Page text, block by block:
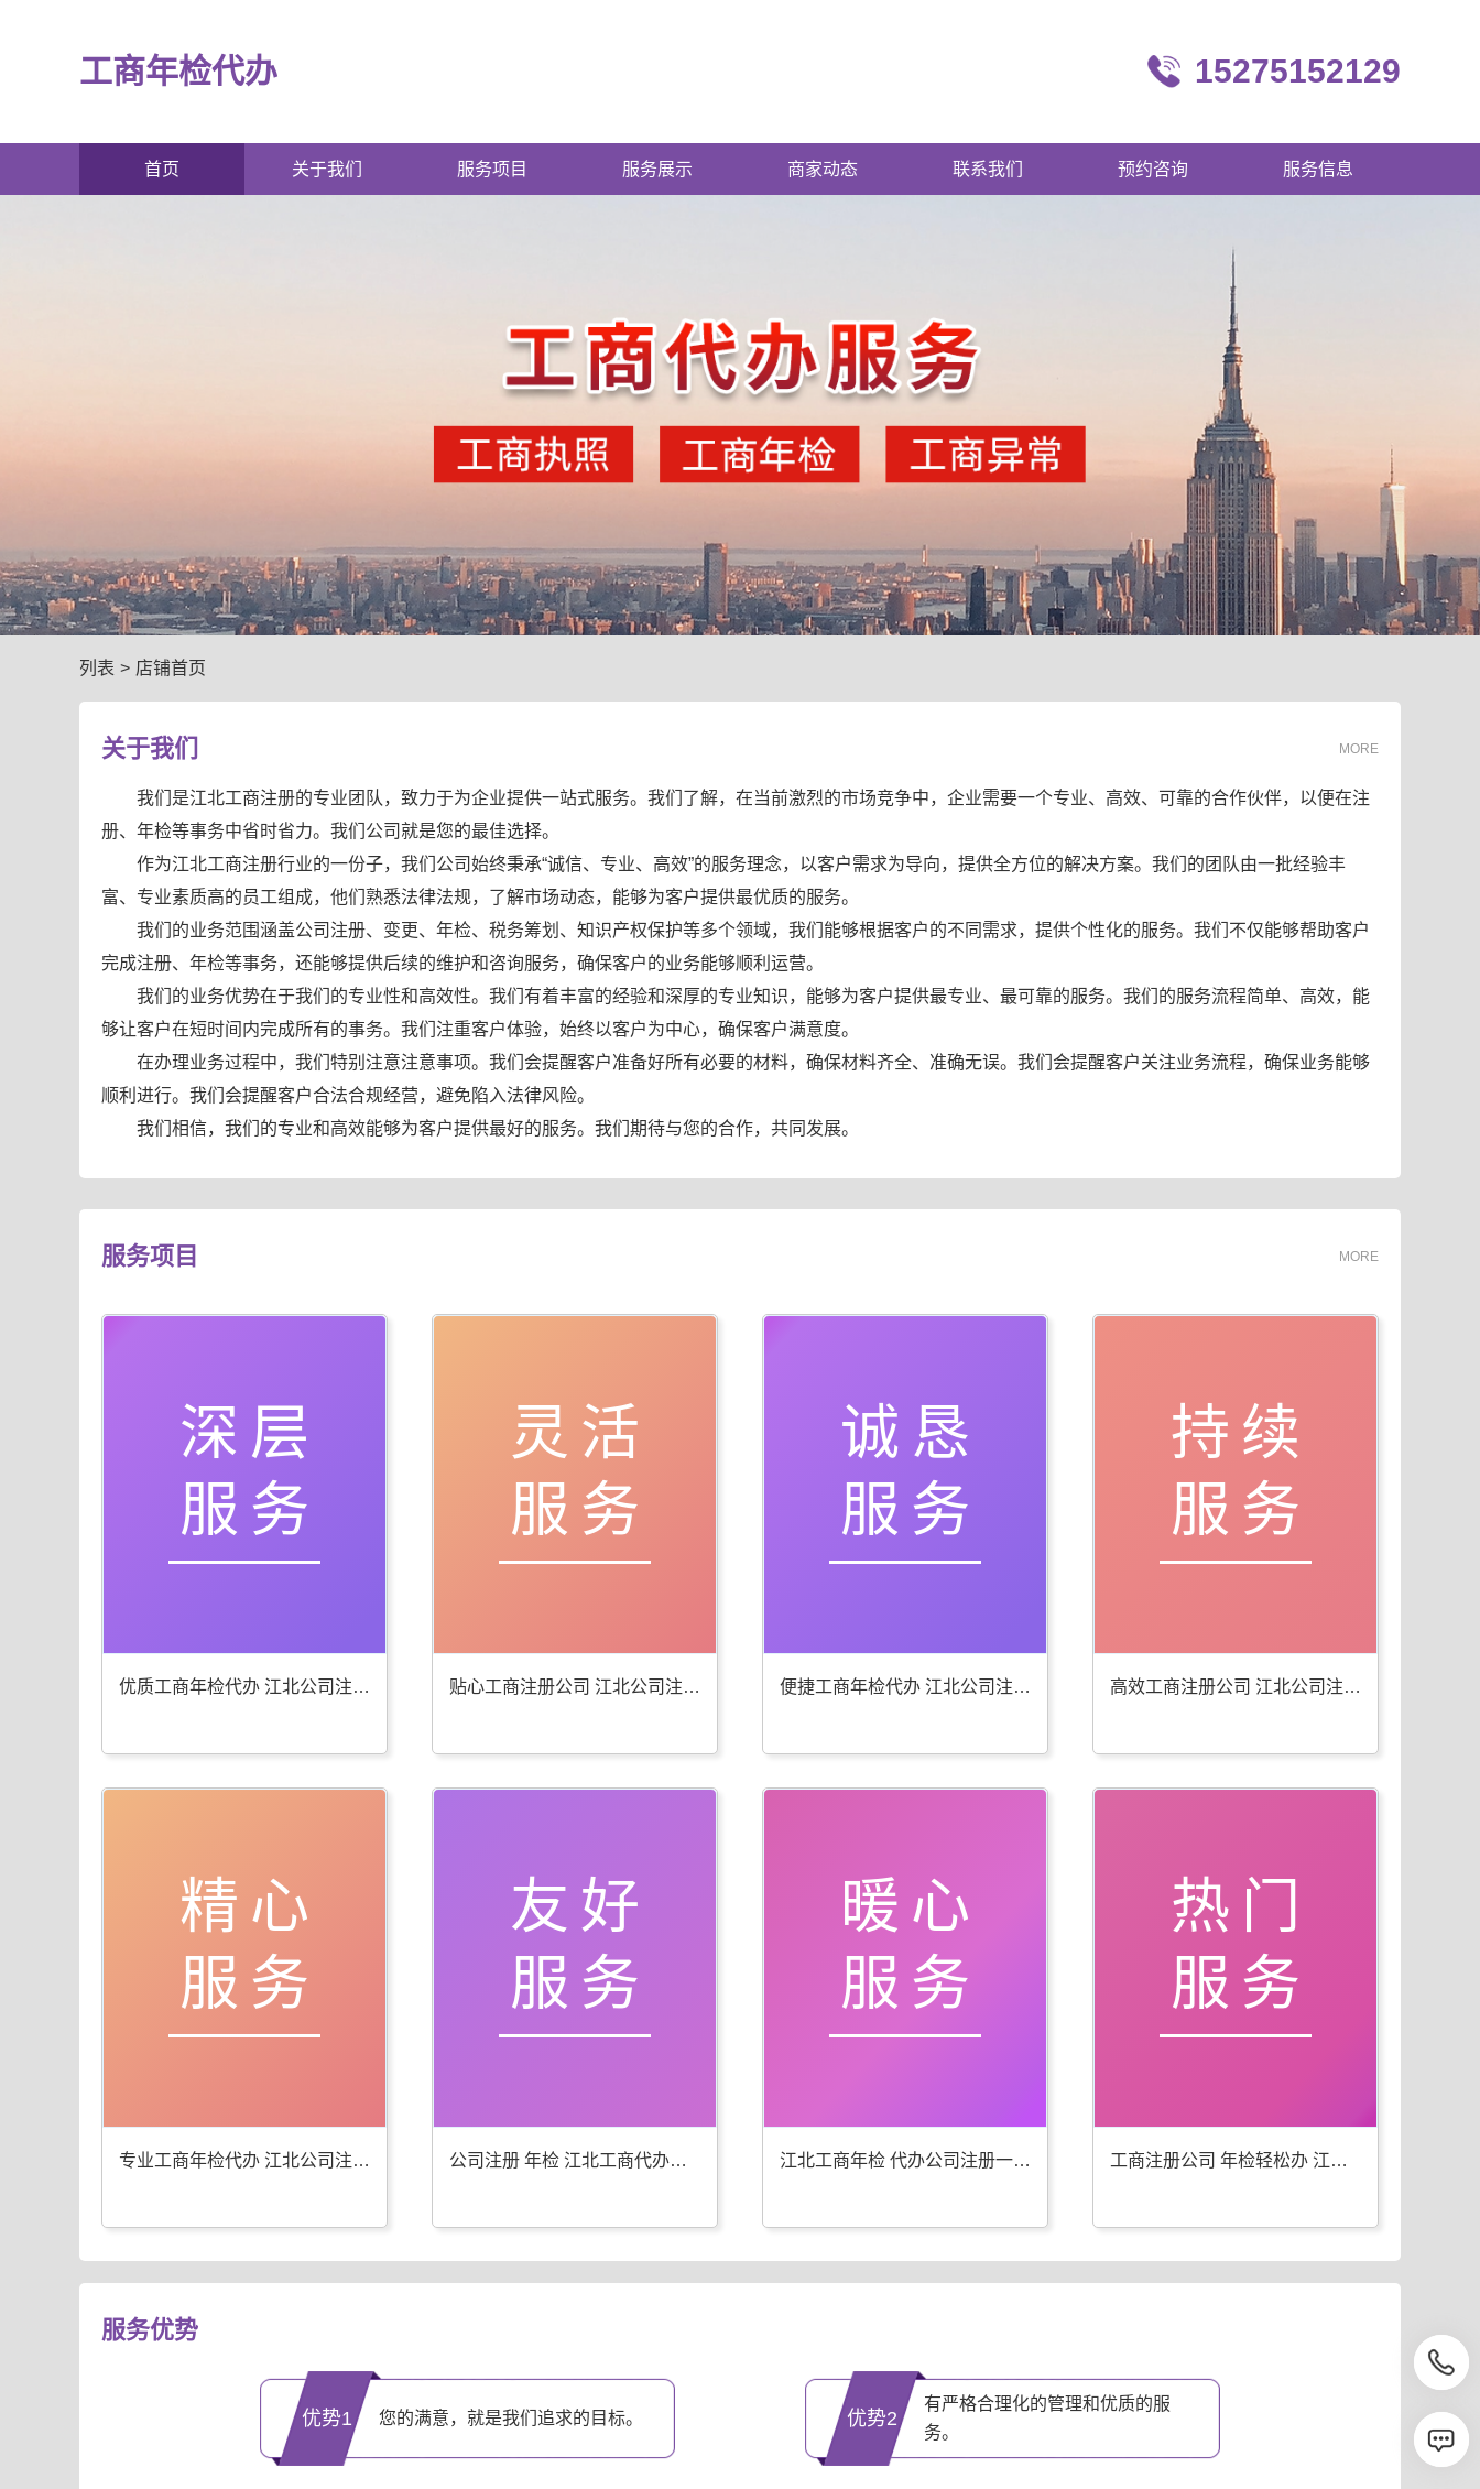
工商年检代办 15275152129
首页 关于我们 服务项目 服务展示 商家动态 联系我们 预约咨询 服务信息
列表 > 店铺首页
关于我们 MORE
我们是江北工商注册的专业团队，致力于为企业提供一站式服务。我们了解，在当前激烈的市场竞争中，企业需要一个专业、高效、可靠的合作伙伴，以便在注
册、年检等事务中省时省力。我们公司就是您的最佳选择。
作为江北工商注册行业的一份子，我们公司始终秉承“诚信、专业、高效”的服务理念，以客户需求为导向，提供全方位的解决方案。我们的团队由一批经验丰
富、专业素质高的员工组成，他们熟悉法律法规，了解市场动态，能够为客户提供最优质的服务。
我们的业务范围涵盖公司注册、变更、年检、税务筹划、知识产权保护等多个领域，我们能够根据客户的不同需求，提供个性化的服务。我们不仅能够帮助客户
完成注册、年检等事务，还能够提供后续的维护和咨询服务，确保客户的业务能够顺利运营。
我们的业务优势在于我们的专业性和高效性。我们有着丰富的经验和深厚的专业知识，能够为客户提供最专业、最可靠的服务。我们的服务流程简单、高效，能
够让客户在短时间内完成所有的事务。我们注重客户体验，始终以客户为中心，确保客户满意度。
在办理业务过程中，我们特别注意注意事项。我们会提醒客户准备好所有必要的材料，确保材料齐全、准确无误。我们会提醒客户关注业务流程，确保业务能够
顺利进行。我们会提醒客户合法合规经营，避免陷入法律风险。
我们相信，我们的专业和高效能够为客户提供最好的服务。我们期待与您的合作，共同发展。
服务项目 MORE
深层
服务
优质工商年检代办 江北公司注册服务棒
灵活
服务
贴心工商注册公司 江北公司注册服务好
诚恳
服务
便捷工商年检代办 江北公司注册服务佳
持续
服务
高效工商注册公司 江北公司注册服务全
精心
服务
专业工商年检代办 江北公司注册服务优
友好
服务
公司注册 年检 江北工商代办更专业
暖心
服务
江北工商年检 代办公司注册一步到位
热门
服务
工商注册公司 年检轻松办 江北优选
服务优势
优势1 您的满意，就是我们追求的目标。 优势2
有严格合理化的管理和优质的服
务。